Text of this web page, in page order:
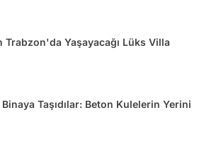
Trabzon'da Yaşayacağı Lüks Villa
Taşıdılar: Beton Kulelerin Yerini